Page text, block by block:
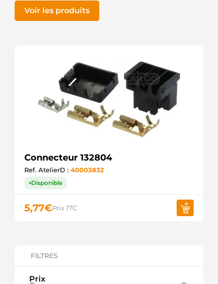
FILTRES
Prix
Voir les produits
Connecteur 132804
Ref. AtelierD : 40003832
Disponible
5,77€Prix TTC